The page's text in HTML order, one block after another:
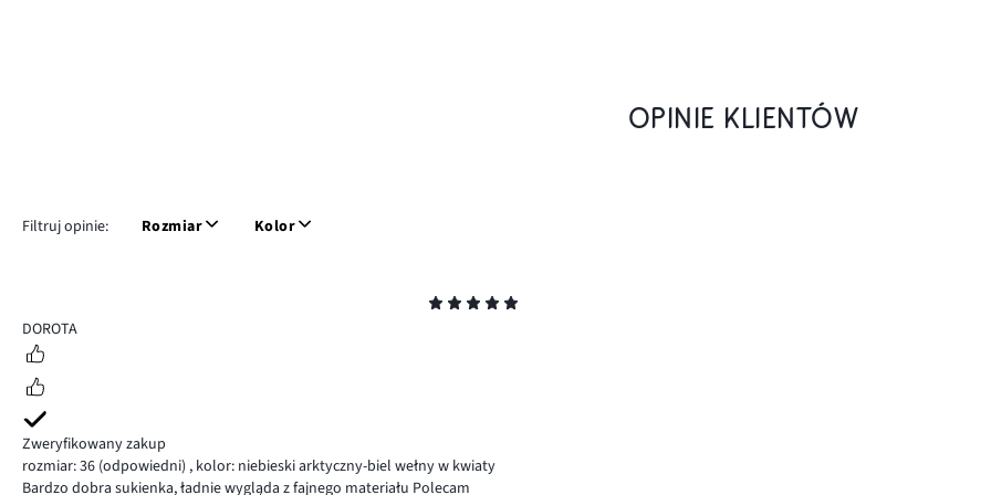
OPINIE KLIENTÓW
Filtruj opinie: Rozmiar Kolor
5
DOROTA
Zweryfikowany zakup
rozmiar: 36 (odpowiedni) , kolor: niebieski arktyczny-biel wełny w kwiaty
Bardzo dobra sukienka, ładnie wygląda z fajnego materiału Polecam